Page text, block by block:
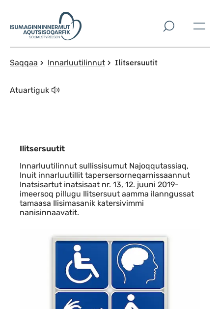
Imarisaanut ingerlaqqigit
Saqqaa Innarluutilinnut Ilitsersuutit
Atuartiguk
Ilitsersuutit
Innarluutilinnut sullissisumut Najoqqutassiaq,
Inuit innarluutillit tapersersorneqarnissaannut
Inatsisartut inatsisaat nr. 13, 12. juuni 2019-
imeersoq pillugu Ilitsersuut aamma ilanngussat
tamaasa Ilisimasanik katersivimmi
nanisinnaavatit.
Indhold